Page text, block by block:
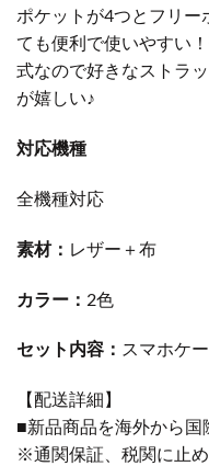
ポケットが4つとフリー
ても便利で使いやすい
式なので好きなストラ
が嬉しい♪
対応機種
全機種対応
素材： レザー＋布
カラー： 2色
セット内容： スマホケ
【配送詳細】
■新品商品を海外から国
※通関保証、税関に止め